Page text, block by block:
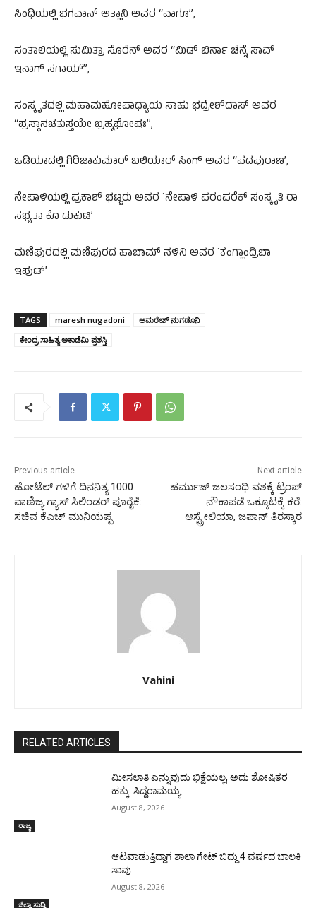
ಸಿಂಧಿಯಲ್ಲಿ ಭಗವಾನ್​ ಅತ್ಲಾನಿ ಅವರ “ವಾಗೂ”,
ಸಂತಾಲಿಯಲ್ಲಿ ಸುಮಿತ್ರಾ ಸೊರೆನ್​ ಅವರ “ಮಿಡ್ ಬಿರ್ನಾ ಚೆನ್ನೆ ಸಾವ್
ಇನಾಗ್ ಸಗಾಯ್”,
ಸಂಸ್ಕೃತದಲ್ಲಿ ಮಹಾಮಹೋಪಾಧ್ಯಾಯ ಸಾಹು ಭದ್ರೇಶ್‌ದಾಸ್ ಅವರ
“ಪ್ರಸ್ಥಾನಚತುಸ್ತಯೇ ಬ್ರಹ್ಮಘೋಷಃ”,
ಒಡಿಯಾದಲ್ಲಿ ಗಿರಿಜಾಕುಮಾರ್ ಬಲಿಯಾರ್ ಸಿಂಗ್ ಅವರ “ಪದಪುರಾಣ’,
ನೇಪಾಳಿಯಲ್ಲಿ ಪ್ರಕಾಶ್ ಭಟ್ಟರು ಅವರ `ನೇಪಾಳಿ ಪರಂಪರೆಕ್ ಸಂಸ್ಕೃತಿ ರಾ
ಸಭ್ಯತಾ ಕೊ ಡುಕುಟಿ’
ಮಣಿಪುರದಲ್ಲಿ ಮಣಿಪುರದ ಹಾಬಾಮ್ ನಳಿನಿ ಅವರ `ಕಂಗ್ಲಾಂದ್ರಿಬಾ
ಇಪುಟ್​’
TAGS maresh nugadoni
ಅಮರೇಶ್ ನುಗಡೊನಿ
ಕೇಂದ್ರ ಸಾಹಿತ್ಯ ಅಕಾಡೆಮಿ ಪ್ರಶಸ್ತಿ
Previous article
ಹೋಟೆಲ್‌ ಗಳಿಗೆ ದಿನನಿತ್ಯ 1000
ವಾಣಿಜ್ಯ ಗ್ಯಾಸ್‌ ಸಿಲಿಂಡರ್‌ ಪೂರೈಕೆ:
ಸಚಿವ ಕೆಎಚ್‌ ಮುನಿಯಪ್ಪ
Next article
ಹರ್ಮುಜ್ ಜಲಸಂಧಿ ವಶಕ್ಕೆ ಟ್ರಂಪ್
ನೌಕಾಪಡೆ ಒಕ್ಕೂಟಕ್ಕೆ ಕರೆ:
ಆಸ್ಟ್ರೇಲಿಯಾ, ಜಪಾನ್ ತಿರಸ್ಕಾರ
Vahini
RELATED ARTICLES
ರಾಜ್ಯ
ಮೀಸಲಾತಿ ಎನ್ನುವುದು ಭಿಕ್ಷೆಯಲ್ಲ, ಅದು ಶೋಷಿತರ
ಹಕ್ಕು: ಸಿದ್ದರಾಮಯ್ಯ
August 8, 2026
ಜಿಲ್ಲಾ ಸುದ್ದಿ
ಆಟವಾಡುತ್ತಿದ್ದಾಗ ಶಾಲಾ ಗೇಟ್‌ ಬಿದ್ದು 4 ವರ್ಷದ ಬಾಲಕಿ
ಸಾವು
August 8, 2026